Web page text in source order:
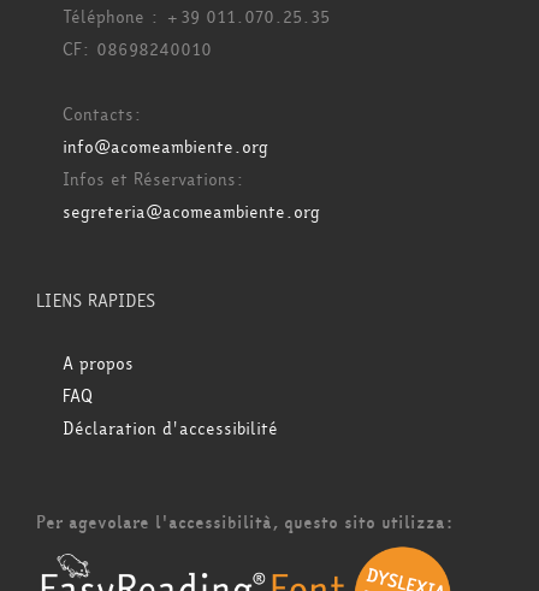
Téléphone : +39 011.070.25.35
CF: 08698240010
Contacts:
info@acomeambiente.org
Infos et Réservations:
segreteria@acomeambiente.org
LIENS RAPIDES
A propos
FAQ
Déclaration d'accessibilité
Per agevolare l'accessibilità, questo sito utilizza: